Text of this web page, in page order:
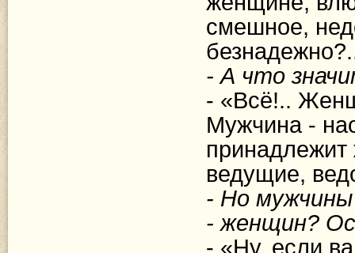
смешное,
- А что
- «Всё!..
Мужчина -
ведущие,
- Но
- женщин?
- «Ну, если